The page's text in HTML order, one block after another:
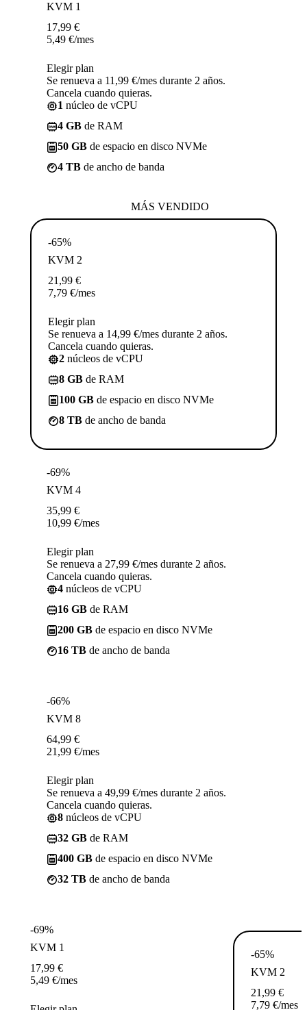
KVM 1
17,99 €
5,49 €/mes
Elegir plan
Se renueva a 11,99 €/mes durante 2 años.
Cancela cuando quieras.
1 núcleo de vCPU
4 GB de RAM
50 GB de espacio en disco NVMe
4 TB de ancho de banda
MÁS VENDIDO
-65%
KVM 2
21,99 €
7,79 €/mes
Elegir plan
Se renueva a 14,99 €/mes durante 2 años.
Cancela cuando quieras.
2 núcleos de vCPU
8 GB de RAM
100 GB de espacio en disco NVMe
8 TB de ancho de banda
-69%
KVM 4
35,99 €
10,99 €/mes
Elegir plan
Se renueva a 27,99 €/mes durante 2 años.
Cancela cuando quieras.
4 núcleos de vCPU
16 GB de RAM
200 GB de espacio en disco NVMe
16 TB de ancho de banda
-66%
KVM 8
64,99 €
21,99 €/mes
Elegir plan
Se renueva a 49,99 €/mes durante 2 años.
Cancela cuando quieras.
8 núcleos de vCPU
32 GB de RAM
400 GB de espacio en disco NVMe
32 TB de ancho de banda
-69%
KVM 1
17,99 €
5,49 €/mes
-65%
KVM 2
21,99 €
7,79 €/mes